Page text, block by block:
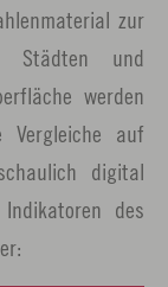
zur
Städten und
werden
Vergleiche auf
digital
des